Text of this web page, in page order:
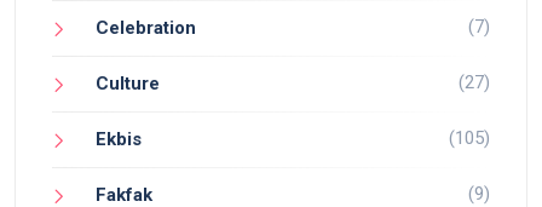
Celebration (7)
Culture (27)
Ekbis (105)
Fakfak (9)